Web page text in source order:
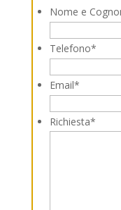
Nome e
Telefono*
Email*
Richiesta*